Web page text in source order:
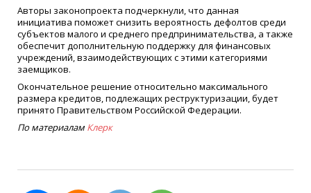
Авторы законопроекта подчеркнули, что данная
инициатива поможет снизить вероятность дефолтов среди
субъектов малого и среднего предпринимательства, а также
обеспечит дополнительную поддержку для финансовых
учреждений, взаимодействующих с этими категориями
заемщиков.
Окончательное решение относительно максимального
размера кредитов, подлежащих реструктуризации, будет
принято Правительством Российской Федерации.
По материалам Клерк